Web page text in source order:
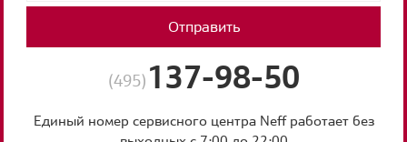
Отправить
(495) 137-98-50
Единый номер сервисного центра Neff работает без